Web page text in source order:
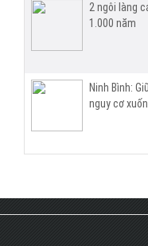
2 ngôi làng
1.000 năm
Ninh Bình:
nguy cơ